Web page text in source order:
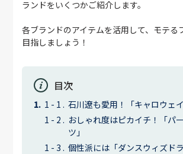
ランドをいくつかご紹介します。
各ブランドのアイテムを活用して、モテる
目指しましょう！
目次
石川遼も愛用！「キャロウェイ
おしゃれ度はピカイチ！「パ
ツ」
個性派には「ダンスウィズドラ